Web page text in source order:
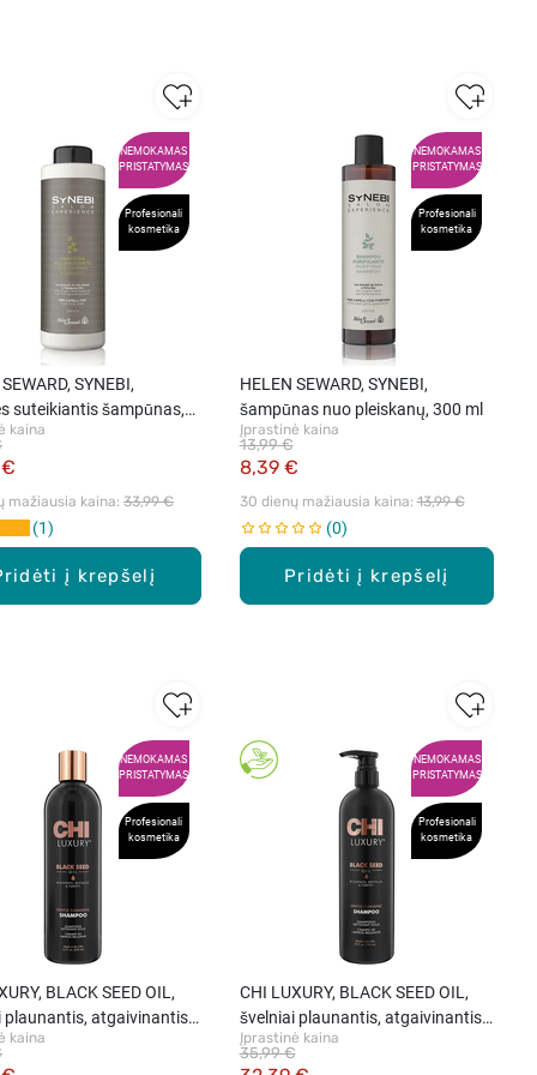
NEMOKAMAS
PRISTATYMAS
Profesionali
kosmetika
į krepšelį
SYNEBI,
suteikiantis šampūnas,
kaina
mažiausia kaina: 33,99 €
1
NEMOKAMAS
PRISTATYMAS
Profesionali
kosmetika
Pridėti į krepšelį
HELEN SEWARD, SYNEBI,
šampūnas nuo pleiskanų, 300 ml
Įprastinė kaina
8,39 €
13,99 €
30 dienų mažiausia kaina: 13,99 €
0
NEMOKAMAS
PRISTATYMAS
Profesionali
kosmetika
BLACK SEED OIL,
plaunantis, atgaivinantis
šampūnas, 355 ml
kaina
NEMOKAMAS
PRISTATYMAS
Profesionali
kosmetika
CHI LUXURY, BLACK SEED OIL,
švelniai plaunantis, atgaivinantis
plaukus šampūnas, 739 ml
Įprastinė kaina
35,99 €